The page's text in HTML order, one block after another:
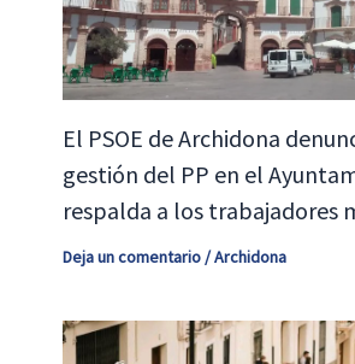
El PSOE de Archidona
gestión del PP en el
respalda a los trabajadores
Deja un comentario/Archidona